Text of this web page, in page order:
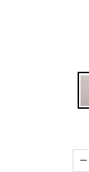
Vopsea
Pavele si